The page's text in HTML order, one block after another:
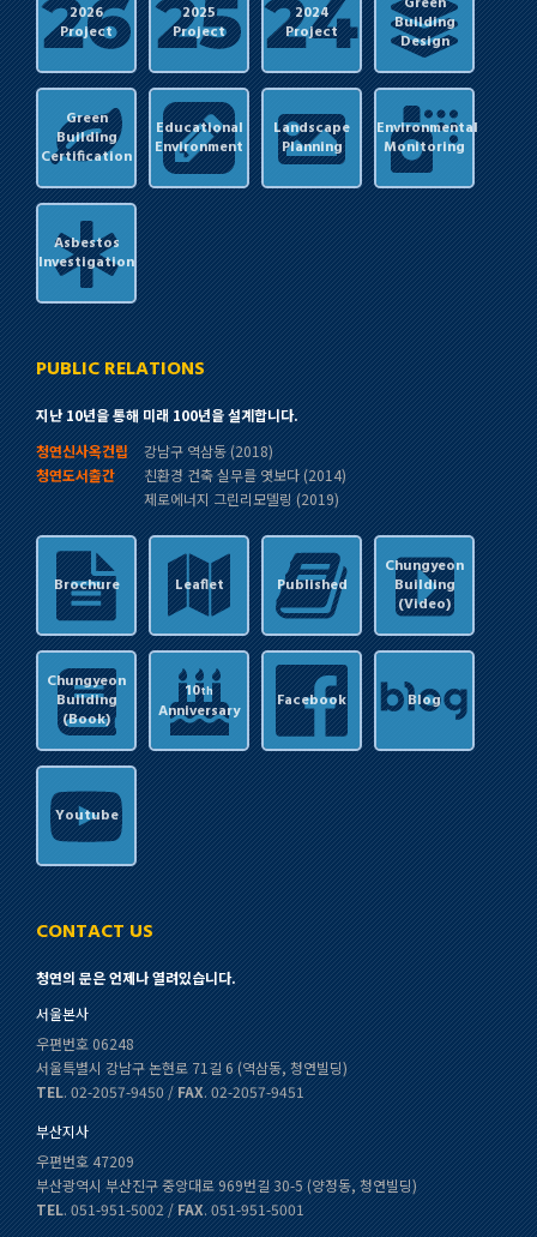
2026
Project
2025
Project
2024
Project
Building
Design
Green
Building
Certification
Educational
Environment
Landscape
Planning
Environmental
Monitoring
Asbestos
Investigation
PUBLIC RELATIONS
지난 10년을 통해 미래 100년을 설계합니다.
청연신사옥건립
강남구 역삼동 (2018)
청연도서출간
친환경 건축 실무를 엿보다 (2014)
제로에너지 그린리모델링 (2019)
Brochure Leaflet Published
Chungyeon
Building
(Video)
Chungyeon
Building
(Book)
10th
Anniversary Facebook Blog
Youtube
CONTACT US
청연의 문은 언제나 열려있습니다.
서울본사
우편번호 06248
서울특별시 강남구 논현로 71길 6 (역삼동, 청연빌딩)
TEL. 02-2057-9450 /FAX. 02-2057-9451
부산지사
우편번호 47209
부산광역시 부산진구 중앙대로 969번길 30-5 (양정동, 청연빌딩)
TEL. 051-951-5002 /FAX. 051-951-5001